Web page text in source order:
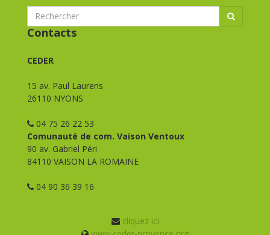
Contacts
CEDER
15 av. Paul Laurens
26110 NYONS
04 75 26 22 53
Comunauté de com. Vaison Ventoux
90 av. Gabriel Péri
84110 VAISON LA ROMAINE
04 90 36 39 16
cliquez ici